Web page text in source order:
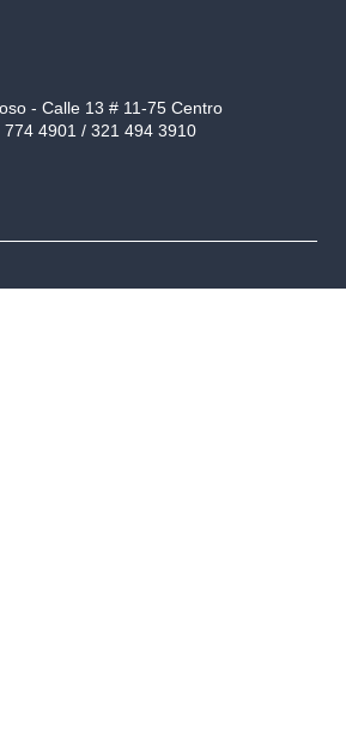
- Calle 13 # 11-75 Centro
774 4901 / 321 494 3910